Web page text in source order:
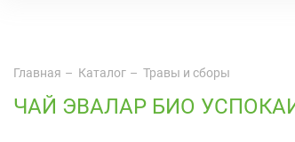
Главная Каталог Травы и сборы
ЧАЙ ЭВАЛАР БИО